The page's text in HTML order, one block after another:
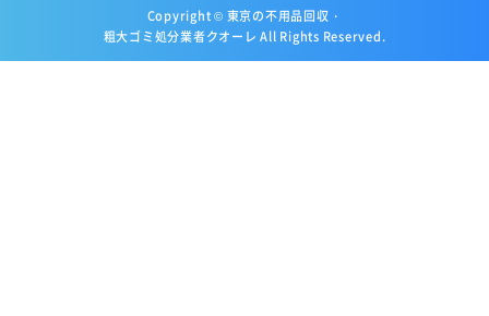
Copyright © 東京の不用品回収・
粗大ゴミ処分業者クオーレ All Rights Reserved.